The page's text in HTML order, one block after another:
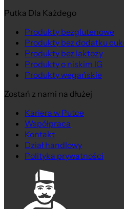
Putka Dla Każdego
Produkty bezglutenowe
Produkty bez dodatku
Produkty bez laktozy
Produkty o niskim IG
Produkty wegańskie
Zostań z nami na dłużej
Kariera w Putce
Współpraca
Kontakt
Dział handlowy
Polityka prywatności